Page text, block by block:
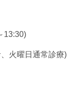
13:30)
火曜日通常診療)